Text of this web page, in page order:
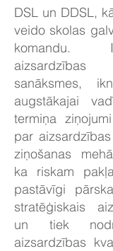
DSL un DDSL,
veido skolas
komandu.
sanāksmes,
augstākajai
termiņa
par
ziņošanas
ka riskam
pastāvīgi
stratēģiskais
un tiek
aizsardzības